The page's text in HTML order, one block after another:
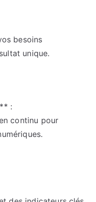
besoins
unique.
:
continu pour